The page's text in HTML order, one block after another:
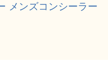
メンズコンシーラー